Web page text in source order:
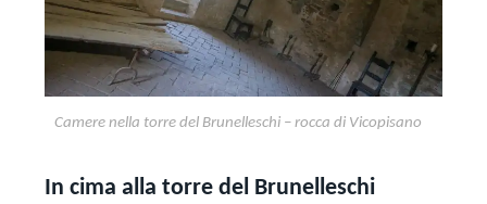
Camere nella torre del Brunelleschi – rocca di Vicopisano
In cima alla torre del Brunelleschi